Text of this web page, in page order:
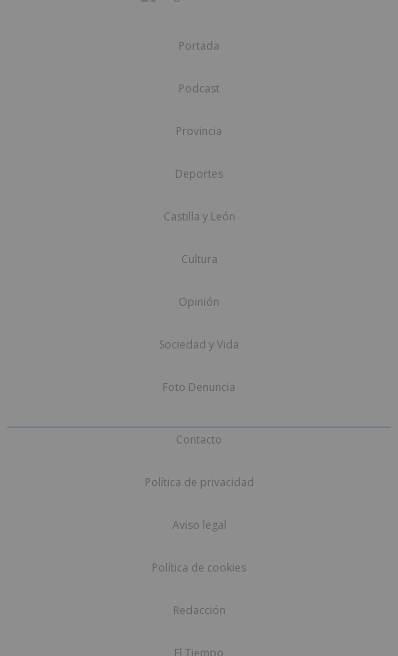
Portada
Podcast
Provincia
Deportes
Castilla y León
Cultura
Opinión
Sociedad y Vida
Foto Denuncia
Contacto
Política de privacidad
Aviso legal
Política de cookies
Redacción
El Tiempo